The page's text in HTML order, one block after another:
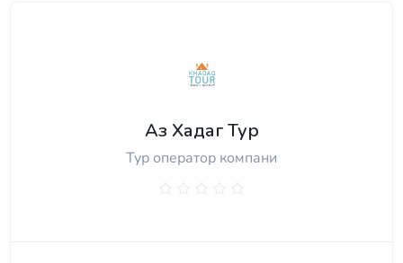
Аз Хадаг Тур
Тур оператор компани